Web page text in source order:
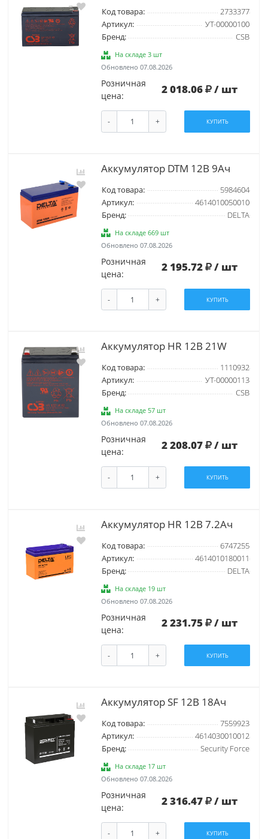
Код товара:
2733377
Артикул:
УТ-00000100
Бренд:
CSB
На складе 3 шт
Обновлено 07.08.2026
Розничная
цена:
2 018.06 / шт
- + КУПИТЬ
Аккумулятор DTM 12В 9Ач
Код товара:
5984604
Артикул:
4614010050010
Бренд:
DELTA
На складе 669 шт
Обновлено 07.08.2026
Розничная
цена:
2 195.72 / шт
- + КУПИТЬ
Аккумулятор HR 12В 21W
Код товара:
1110932
Артикул:
УТ-00000113
Бренд:
CSB
На складе 57 шт
Обновлено 07.08.2026
Розничная
цена:
2 208.07 / шт
- + КУПИТЬ
Аккумулятор HR 12В 7.2Ач
Код товара:
6747255
Артикул:
4614010180011
Бренд:
DELTA
На складе 19 шт
Обновлено 07.08.2026
Розничная
цена:
2 231.75 / шт
- + КУПИТЬ
Аккумулятор SF 12В 18Ач
Код товара:
7559923
Артикул:
4614030010012
Бренд:
Security Force
На складе 17 шт
Обновлено 07.08.2026
Розничная
цена:
2 316.47 / шт
- + КУПИТЬ